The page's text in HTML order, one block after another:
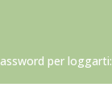
per loggarti: